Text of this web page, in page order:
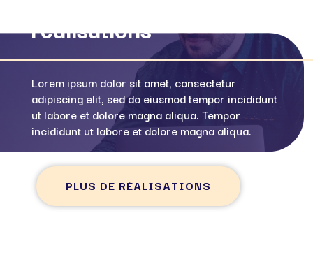
réalisations
Lorem ipsum dolor sit amet, consectetur
adipiscing elit, sed do eiusmod tempor incididunt
ut labore et dolore magna aliqua. Tempor
incididunt ut labore et dolore magna aliqua.
PLUS DE RÉALISATIONS